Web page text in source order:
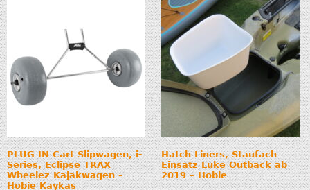
PLUG IN Cart Slipwagen, i-
Series, Eclipse TRAX
Wheelez Kajakwagen –
Hobie Kaykas
Hatch Liners, Staufach
Einsatz Luke Outback ab
2019 – Hobie